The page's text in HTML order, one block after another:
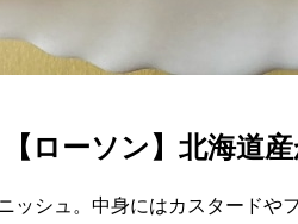
ローソン】北海道
シュ。中身にはカスタード